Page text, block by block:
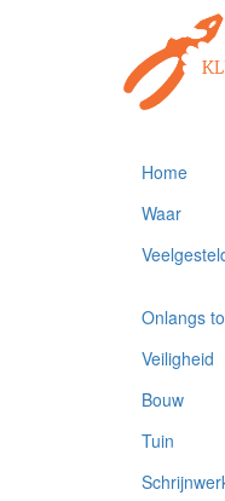
Home
Waar
Onlangs
Veiligheid
Bouw
Tuin